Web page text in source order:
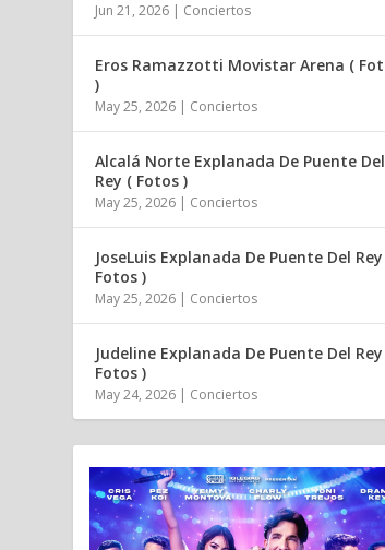
Jun 21, 2026 | Conciertos
Eros Ramazzotti Movistar Arena (
)
May 25, 2026 | Conciertos
Alcalá Norte Explanada De Puente Del
Rey ( Fotos )
May 25, 2026 | Conciertos
JoseLuis Explanada De Puente Del
Fotos )
May 25, 2026 | Conciertos
Judeline Explanada De Puente Del
Fotos )
May 24, 2026 | Conciertos